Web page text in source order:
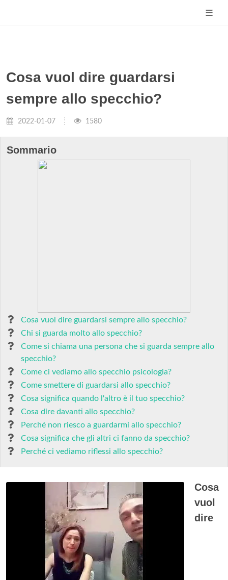
Cosa vuol dire guardarsi
sempre allo specchio?
2022-01-07 1580
Sommario
Cosa vuol dire guardarsi sempre allo specchio?
Chi si guarda molto allo specchio?
Come si chiama una persona che si guarda sempre allo
specchio?
Come ci vediamo allo specchio psicologia?
Come smettere di guardarsi allo specchio?
Cosa significa quando l'altro è il tuo specchio?
Cosa dire davanti allo specchio?
Perché non riesco a guardarmi allo specchio?
Cosa significa che gli altri ci fanno da specchio?
Perché ci vediamo riflessi allo specchio?
Cosa
vuol
dire